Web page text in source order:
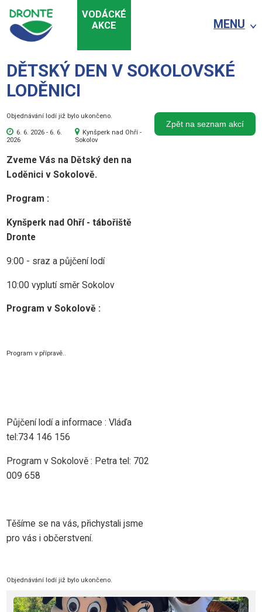
VODÁCKÉ
AKCE
MENU
DĚTSKÝ DEN V SOKOLOVSKÉ
LODĚNICI
Zpět na seznam akcí
Objednávání lodí již bylo ukončeno.
6. 6. 2026 - 6. 6.
2026
Kynšperk nad Ohří -
Sokolov
Zveme Vás na Dětský den na
Loděnici v Sokolově.
Program :
Kynšperk nad Ohří - tábořiště
Dronte
9:00 - sraz a půjčení lodí
10:00 vyplutí směr Sokolov
Program v Sokolově :
Program v přípravě..
Půjčení lodí a informace : Vláďa
tel:734 146 156
Program v Sokolově : Petra tel: 702
009 658
Těšíme se na vás, přichystali jsme
pro vás i občerstvení.
Objednávání lodí již bylo ukončeno.